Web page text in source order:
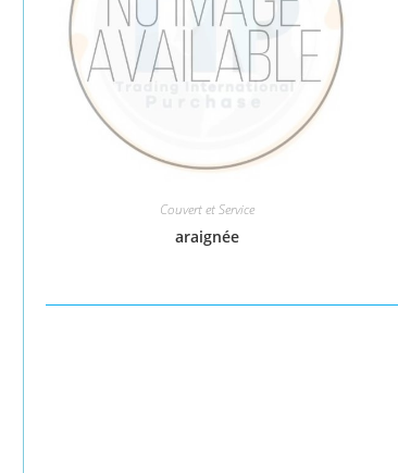
Couvert et Service
araignée